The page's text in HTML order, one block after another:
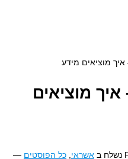
מידע
מוציאים
באשראי,כל הפוסטים —